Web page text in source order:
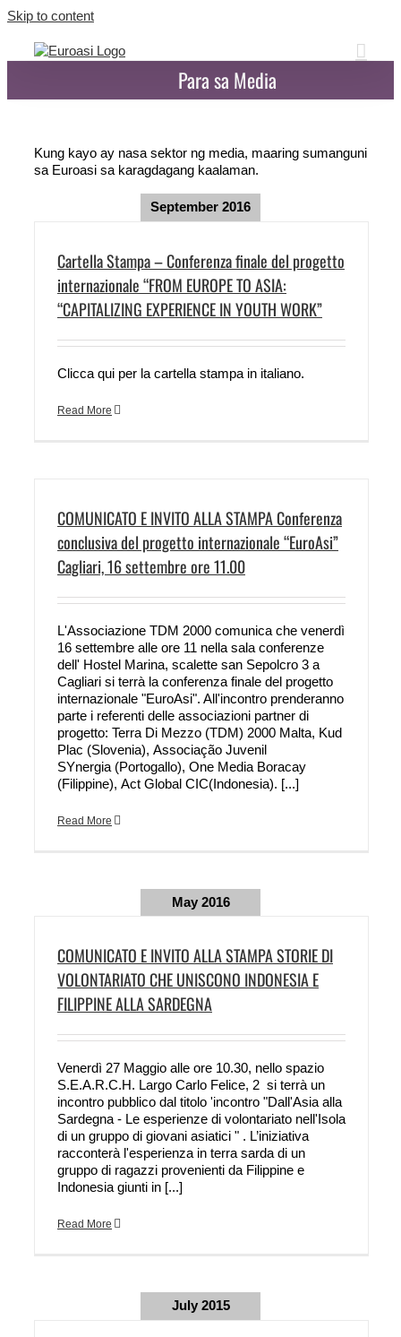
Skip to content
Para sa Media
Kung kayo ay nasa sektor ng media, maaring sumanguni
sa Euroasi sa karagdagang kaalaman.
September 2016
Cartella Stampa – Conferenza finale del progetto
internazionale “FROM EUROPE TO ASIA:
“CAPITALIZING EXPERIENCE IN YOUTH WORK”
Clicca qui per la cartella stampa in italiano.
Read More
COMUNICATO E INVITO ALLA STAMPA Conferenza
conclusiva del progetto internazionale “EuroAsi”
Cagliari, 16 settembre ore 11.00
L'Associazione TDM 2000 comunica che venerdì
16 settembre alle ore 11 nella sala conferenze
dell' Hostel Marina, scalette san Sepolcro 3 a
Cagliari si terrà la conferenza finale del progetto
internazionale "EuroAsi". All'incontro prenderanno
parte i referenti delle associazioni partner di
progetto: Terra Di Mezzo (TDM) 2000 Malta, Kud
Plac (Slovenia), Associação Juvenil
SYnergia (Portogallo), One Media Boracay
(Filippine), Act Global CIC(Indonesia). [...]
Read More
May 2016
COMUNICATO E INVITO ALLA STAMPA STORIE DI
VOLONTARIATO CHE UNISCONO INDONESIA E
FILIPPINE ALLA SARDEGNA
Venerdì 27 Maggio alle ore 10.30, nello spazio
S.E.A.R.C.H. Largo Carlo Felice, 2 si terrà un
incontro pubblico dal titolo 'incontro "Dall'Asia alla
Sardegna - Le esperienze di volontariato nell'Isola
di un gruppo di giovani asiatici " . L’iniziativa
racconterà l'esperienza in terra sarda di un
gruppo di ragazzi provenienti da Filippine e
Indonesia giunti in [...]
Read More
July 2015